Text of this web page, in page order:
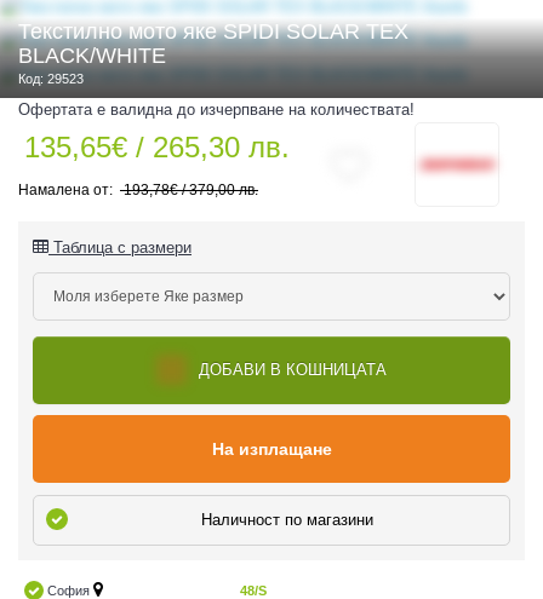
ЕКИПИРОВКА
Текстилно мото яке SPIDI SOLAR TEX
BLACK/WHITE
Код: 29523
Офертата е валидна до изчерпване на количествата!
135,65€ / 265,30 лв.
193,78€ / 379,00 лв.
Таблица с размери
ДОБАВИ В КОШНИЦАТА
На изплащане
Наличност по магазини
София 48/S